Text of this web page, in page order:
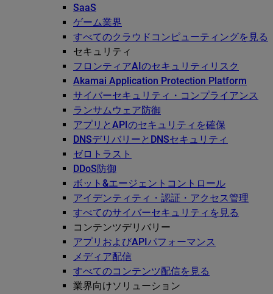
SaaS
ゲーム業界
すべてのクラウドコンピューティングを見る
セキュリティ
フロンティアAIのセキュリティリスク
Akamai Application Protection Platform
サイバーセキュリティ・コンプライアンス
ランサムウェア防御
アプリとAPIのセキュリティを確保
DNSデリバリーとDNSセキュリティ
ゼロトラスト
DDoS防御
ボット&エージェントコントロール
アイデンティティ・認証・アクセス管理
すべてのサイバーセキュリティを見る
コンテンツデリバリー
アプリおよびAPIパフォーマンス
メディア配信
すべてのコンテンツ配信を見る
業界向けソリューション